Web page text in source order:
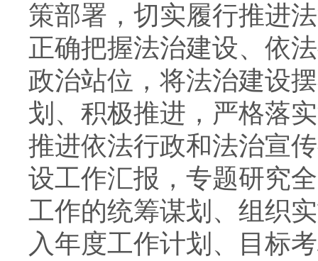
策部署，切实履行推进
正确把握法治建设、依
政治站位，将法治建设
划、积极推进，严格落
推进依法行政和法治宣
设工作汇报，专题研究
工作的统筹谋划、组织
入年度工作计划、目标